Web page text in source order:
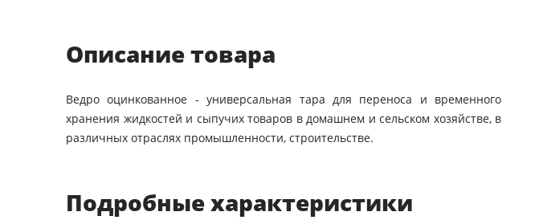
Описание товара
Ведро оцинкованное - универсальная тара для переноса и временного
хранения жидкостей и сыпучих товаров в домашнем и сельском хозяйстве, в
различных отраслях промышленности, строительстве.
Подробные характеристики